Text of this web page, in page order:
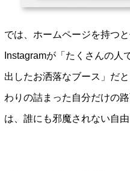
では、ホームページを持つ
Instagramが「たくさんの人
出したお洒落なブース」だ
わりの詰まった自分だけの
は、誰にも邪魔されない自